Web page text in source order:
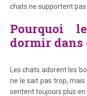
chats ne supportent pas
Pourquoi
dormir dans
Les chats adorent les
ne le sait pas trop,
sentent toujours plus